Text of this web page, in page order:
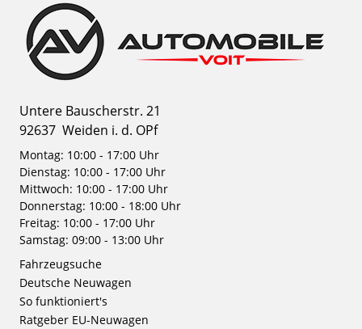
Untere Bauscherstr. 21
92637 Weiden i. d. OPf
Montag: 10:00 - 17:00 Uhr
Dienstag: 10:00 - 17:00 Uhr
Mittwoch: 10:00 - 17:00 Uhr
Donnerstag: 10:00 - 18:00 Uhr
Freitag: 10:00 - 17:00 Uhr
Samstag: 09:00 - 13:00 Uhr
Fahrzeugsuche
Deutsche Neuwagen
So funktioniert's
Ratgeber EU-Neuwagen